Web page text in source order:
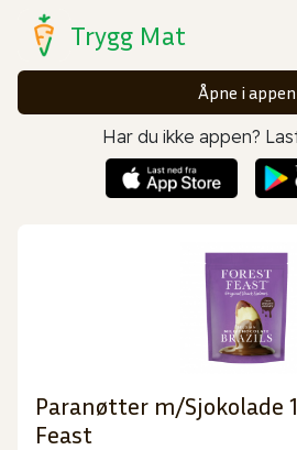
Trygg Mat
Åpne i appen
Har du ikke appen?
Paranøtter m/Sjokolade
Feast